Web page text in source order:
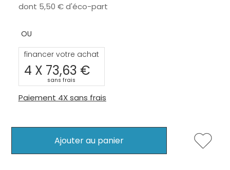
dont 5,50 €d'éco-part
financer votre achat
4 X 73,63 €
sans frais
Paiement 4X sans frais
Ajouter au panier